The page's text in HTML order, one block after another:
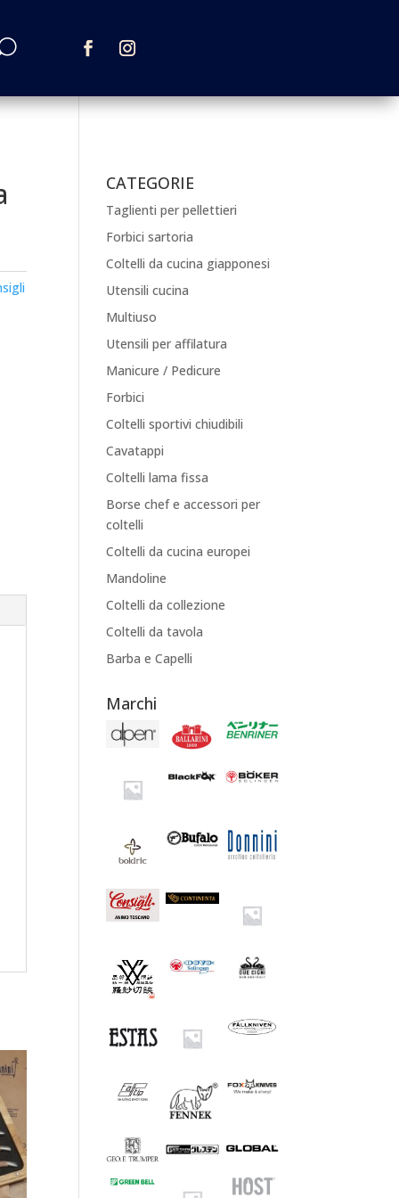
CATEGORIE
Taglienti per pellettieri
Forbici sartoria
Coltelli da cucina giapponesi
Utensili cucina
Multiuso
Utensili per affilatura
Manicure / Pedicure
Forbici
Coltelli sportivi chiudibili
Cavatappi
Coltelli lama fissa
Borse chef e accessori per
coltelli
Coltelli da cucina europei
Mandoline
Coltelli da collezione
Coltelli da tavola
Barba e Capelli
Marchi